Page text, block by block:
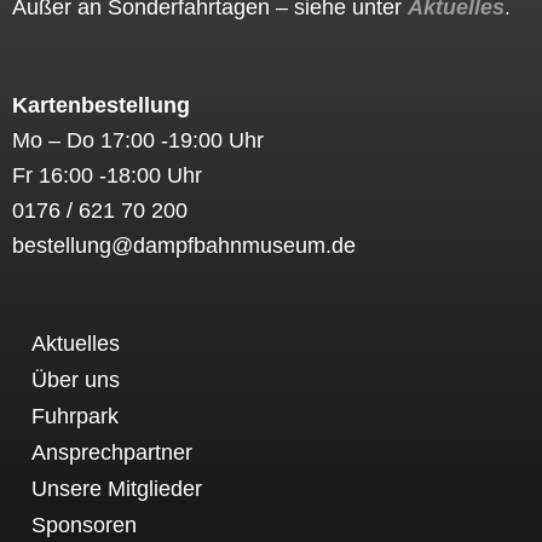
Außer an Sonderfahrtagen – siehe unter Aktuelles.
Kartenbestellung
Mo – Do 17:00 -19:00 Uhr
Fr 16:00 -18:00 Uhr
0176 / 621 70 200
bestellung@dampfbahnmuseum.de
Aktuelles
Über uns
Fuhrpark
Ansprechpartner
Unsere Mitglieder
Sponsoren